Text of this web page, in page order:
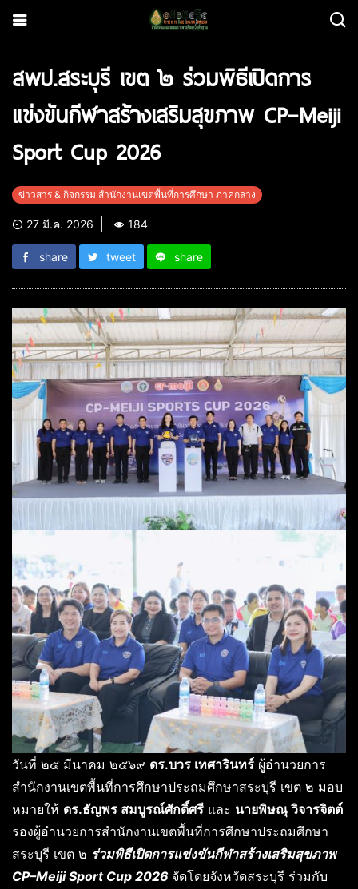
สพป.สระบุรี เขต ๒ ร่วมพิธีเปิดการ
แข่งขันกีฬาสร้างเสริมสุขภาพ CP–Meiji
Sport Cup 2026
ข่าวสาร & กิจกรรม สำนักงานเขตพื้นที่การศึกษา ภาคกลาง
27 มี.ค. 2026 184
share tweet share
วันที่ ๒๕ มีนาคม ๒๕๖๙ ดร.บวร เทศารินทร์ ผูู้อำนวยการ
สำนักงานเขตพื้นที่การศึกษาประถมศึกษาสระบุรี เขต ๒ มอบ
หมายให้ ดร.ธัญพร สมบูรณ์ศักดิ์ศรี และ นายพิษณุ วิจารจิตต์
รองผู้อำนวยการสำนักงานเขตพื้นที่การศึกษาประถมศึกษา
สระบุรี เขต ๒ ร่วมพิธีเปิดการแข่งขันกีฬาสร้างเสริมสุขภาพ
CP–Meiji Sport Cup 2026 จัดโดยจังหวัดสระบุรี ร่วมกับ